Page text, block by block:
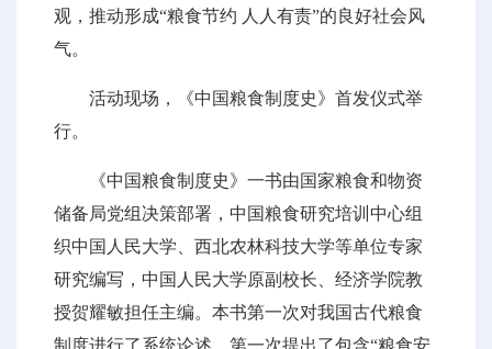
观，推动形成“粮食节约 人人有责”的良好社会风
气。
活动现场，《中国粮食制度史》首发仪式举
行。
《中国粮食制度史》一书由国家粮食和物资
储备局党组决策部署，中国粮食研究培训中心组
织中国人民大学、西北农林科技大学等单位专家
研究编写，中国人民大学原副校长、经济学院教
授贺耀敏担任主编。本书第一次对我国古代粮食
制度进行了系统论述，第一次提出了包含“粮食安